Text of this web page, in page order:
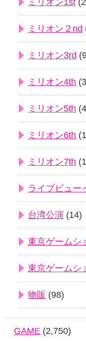
ミリオン２nd
ミリオン3rd
ミリオン4th
ミリオン5th
ミリオン6th
ミリオン7th
ライブビュー
台湾公演 (14)
東京ゲームシ
東京ゲームシ
物販 (98)
GAME (2,750)